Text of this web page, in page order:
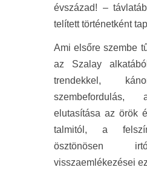
évszázad! –
telített történetként
Ami elsőre szembe
az Szalay
trendekkel,
szembefordulás,
elutasítása az örök
talmitól, a
ösztönösen
visszaemlékezései